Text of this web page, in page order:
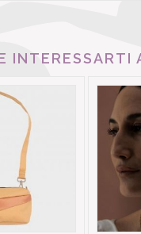
INTERESSARTI